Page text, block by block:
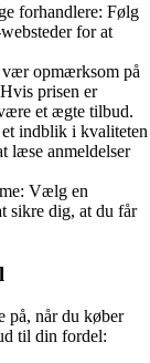
forhandlere: Følg
for at
vær opmærksom på
prisen er
et ægte tilbud.
indblik i kvaliteten
læse anmeldelser
Vælg en
sikre dig, at du får
på, når du køber
til din fordel: